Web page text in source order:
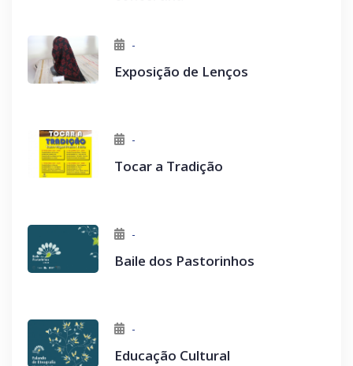
-
Exposição de Lenços
-
Tocar a Tradição
-
Baile dos Pastorinhos
-
Educação Cultural